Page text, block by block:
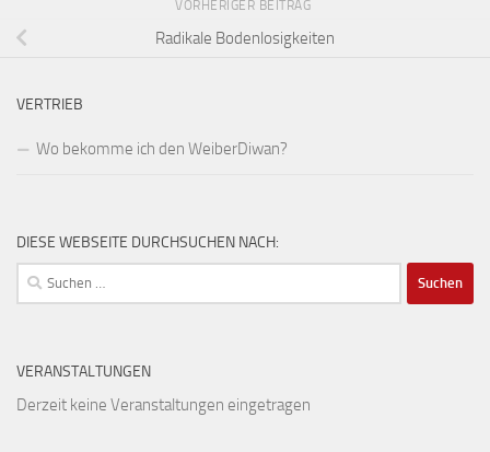
VORHERIGER BEITRAG
Radikale Bodenlosigkeiten
VERTRIEB
Wo bekomme ich den WeiberDiwan?
DIESE WEBSEITE DURCHSUCHEN NACH:
Suchen
nach:
VERANSTALTUNGEN
Derzeit keine Veranstaltungen eingetragen